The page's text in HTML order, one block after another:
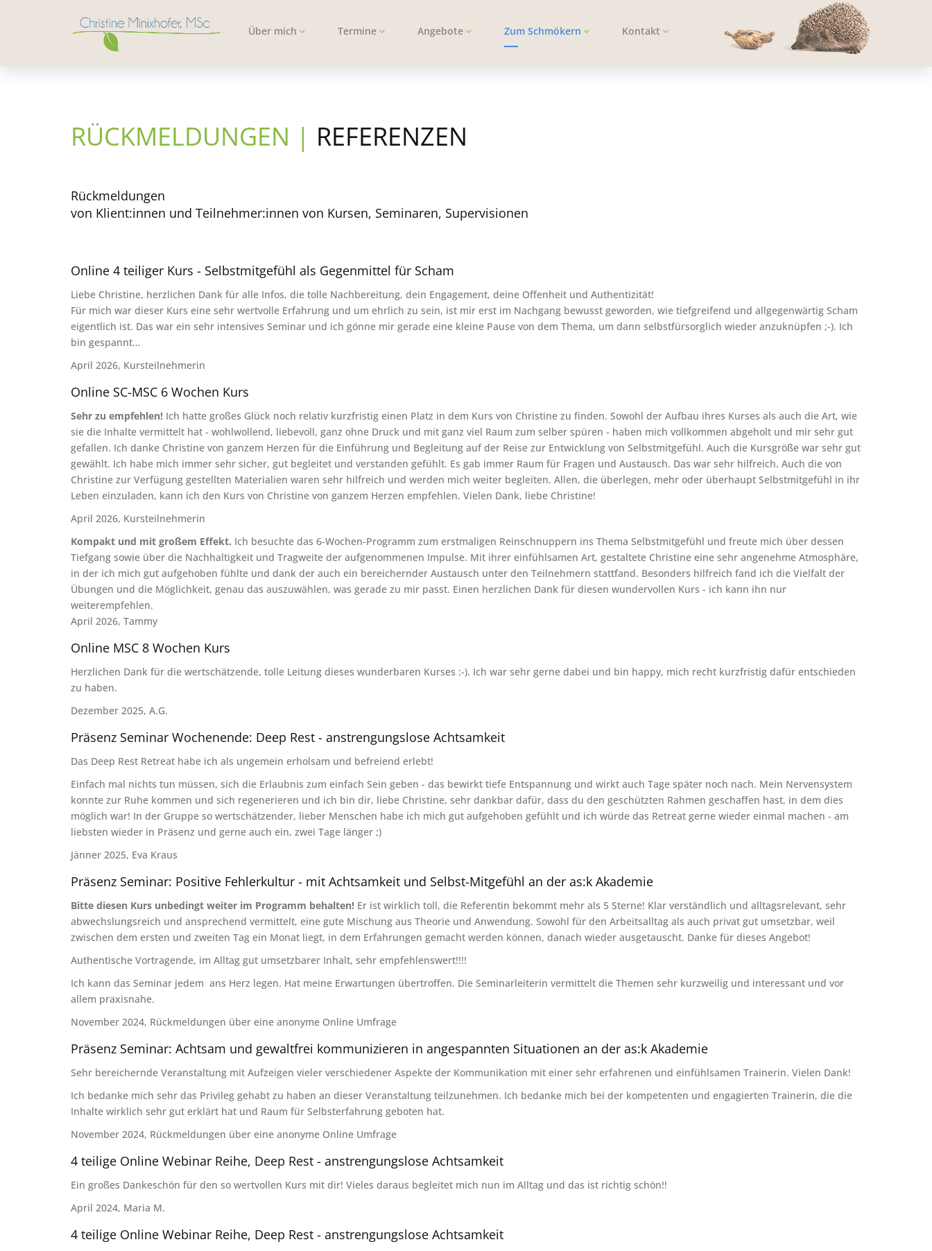
Über mich Termine Angebote Zum Schmökern Kontakt
RÜCKMELDUNGEN | REFERENZEN
Rückmeldungen
von Klient:innen und Teilnehmer:innen von Kursen, Seminaren, Supervisionen
Online 4 teiliger Kurs - Selbstmitgefühl als Gegenmittel für Scham
Liebe Christine, herzlichen Dank für alle Infos, die tolle Nachbereitung, dein Engagement, deine Offenheit und Authentizität!
Für mich war dieser Kurs eine sehr wertvolle Erfahrung und um ehrlich zu sein, ist mir erst im Nachgang bewusst geworden, wie tiefgreifend und allgegenwärtig Scham
eigentlich ist. Das war ein sehr intensives Seminar und ich gönne mir gerade eine kleine Pause von dem Thema, um dann selbstfürsorglich wieder anzuknüpfen ;-). Ich
bin gespannt…
April 2026, Kursteilnehmerin
Online SC-MSC 6 Wochen Kurs
Sehr zu empfehlen! Ich hatte großes Glück noch relativ kurzfristig einen Platz in dem Kurs von Christine zu finden. Sowohl der Aufbau ihres Kurses als auch die Art, wie
sie die Inhalte vermittelt hat - wohlwollend, liebevoll, ganz ohne Druck und mit ganz viel Raum zum selber spüren - haben mich vollkommen abgeholt und mir sehr gut
gefallen. Ich danke Christine von ganzem Herzen für die Einführung und Begleitung auf der Reise zur Entwicklung von Selbstmitgefühl. Auch die Kursgröße war sehr gut
gewählt. Ich habe mich immer sehr sicher, gut begleitet und verstanden gefühlt. Es gab immer Raum für Fragen und Austausch. Das war sehr hilfreich. Auch die von
Christine zur Verfügung gestellten Materialien waren sehr hilfreich und werden mich weiter begleiten. Allen, die überlegen, mehr oder überhaupt Selbstmitgefühl in ihr
Leben einzuladen, kann ich den Kurs von Christine von ganzem Herzen empfehlen. Vielen Dank, liebe Christine!
April 2026, Kursteilnehmerin
Kompakt und mit großem Effekt. Ich besuchte das 6-Wochen-Programm zum erstmaligen Reinschnuppern ins Thema Selbstmitgefühl und freute mich über dessen
Tiefgang sowie über die Nachhaltigkeit und Tragweite der aufgenommenen Impulse. Mit ihrer einfühlsamen Art, gestaltete Christine eine sehr angenehme Atmosphäre,
in der ich mich gut aufgehoben fühlte und dank der auch ein bereichernder Austausch unter den Teilnehmern stattfand. Besonders hilfreich fand ich die Vielfalt der
Übungen und die Möglichkeit, genau das auszuwählen, was gerade zu mir passt. Einen herzlichen Dank für diesen wundervollen Kurs - ich kann ihn nur
weiterempfehlen.
April 2026, Tammy
Online MSC 8 Wochen Kurs
Herzlichen Dank für die wertschätzende, tolle Leitung dieses wunderbaren Kurses :-). Ich war sehr gerne dabei und bin happy, mich recht kurzfristig dafür entschieden
zu haben.
Dezember 2025, A.G.
Präsenz Seminar Wochenende: Deep Rest - anstrengungslose Achtsamkeit
Das Deep Rest Retreat habe ich als ungemein erholsam und befreiend erlebt!
Einfach mal nichts tun müssen, sich die Erlaubnis zum einfach Sein geben - das bewirkt tiefe Entspannung und wirkt auch Tage später noch nach. Mein Nervensystem
konnte zur Ruhe kommen und sich regenerieren und ich bin dir, liebe Christine, sehr dankbar dafür, dass du den geschützten Rahmen geschaffen hast, in dem dies
möglich war! In der Gruppe so wertschätzender, lieber Menschen habe ich mich gut aufgehoben gefühlt und ich würde das Retreat gerne wieder einmal machen - am
liebsten wieder in Präsenz und gerne auch ein, zwei Tage länger ;)
Jänner 2025, Eva Kraus
Präsenz Seminar: Positive Fehlerkultur - mit Achtsamkeit und Selbst-Mitgefühl an der as:k Akademie
Bitte diesen Kurs unbedingt weiter im Programm behalten! Er ist wirklich toll, die Referentin bekommt mehr als 5 Sterne! Klar verständlich und alltagsrelevant, sehr
abwechslungsreich und ansprechend vermittelt, eine gute Mischung aus Theorie und Anwendung. Sowohl für den Arbeitsalltag als auch privat gut umsetzbar, weil
zwischen dem ersten und zweiten Tag ein Monat liegt, in dem Erfahrungen gemacht werden können, danach wieder ausgetauscht. Danke für dieses Angebot!
Authentische Vortragende, im Alltag gut umsetzbarer Inhalt, sehr empfehlenswert!!!!
Ich kann das Seminar jedem ans Herz legen. Hat meine Erwartungen übertroffen. Die Seminarleiterin vermittelt die Themen sehr kurzweilig und interessant und vor
allem praxisnahe.
November 2024, Rückmeldungen über eine anonyme Online Umfrage
Präsenz Seminar: Achtsam und gewaltfrei kommunizieren in angespannten Situationen an der as:k Akademie
Sehr bereichernde Veranstaltung mit Aufzeigen vieler verschiedener Aspekte der Kommunikation mit einer sehr erfahrenen und einfühlsamen Trainerin. Vielen Dank!
Ich bedanke mich sehr das Privileg gehabt zu haben an dieser Veranstaltung teilzunehmen. Ich bedanke mich bei der kompetenten und engagierten Trainerin, die die
Inhalte wirklich sehr gut erklärt hat und Raum für Selbsterfahrung geboten hat.
November 2024, Rückmeldungen über eine anonyme Online Umfrage
4 teilige Online Webinar Reihe, Deep Rest - anstrengungslose Achtsamkeit
Ein großes Dankeschön für den so wertvollen Kurs mit dir! Vieles daraus begleitet mich nun im Alltag und das ist richtig schön!!
April 2024, Maria M.
4 teilige Online Webinar Reihe, Deep Rest - anstrengungslose Achtsamkeit